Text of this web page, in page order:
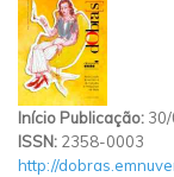
Início Publicação:
ISSN: 2358-0003
http://